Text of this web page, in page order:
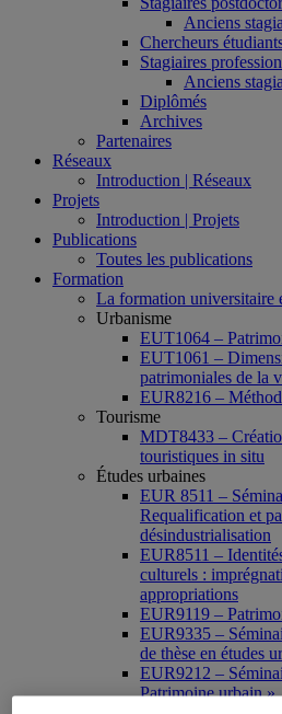
Anciens
Chercheurs
Stagiaires
Anciens
Diplômés
Archives
Partenaires
Réseaux
Introduction | Réseaux
Projets
Introduction | Projets
Publications
Toutes les publications
Formation
La formation universitaire
Urbanisme
EUT1064 –
EUT1061 –
patrimoniales de la
EUR8216 –
Tourisme
MDT8433 –
touristiques in situ
Études urbaines
EUR 8511 –
Requalification et
désindustrialisation
EUR8511 –
culturels :
appropriations
EUR9119 –
EUR9335 –
de thèse en études
EUR9212 –
Patrimoine urbain »